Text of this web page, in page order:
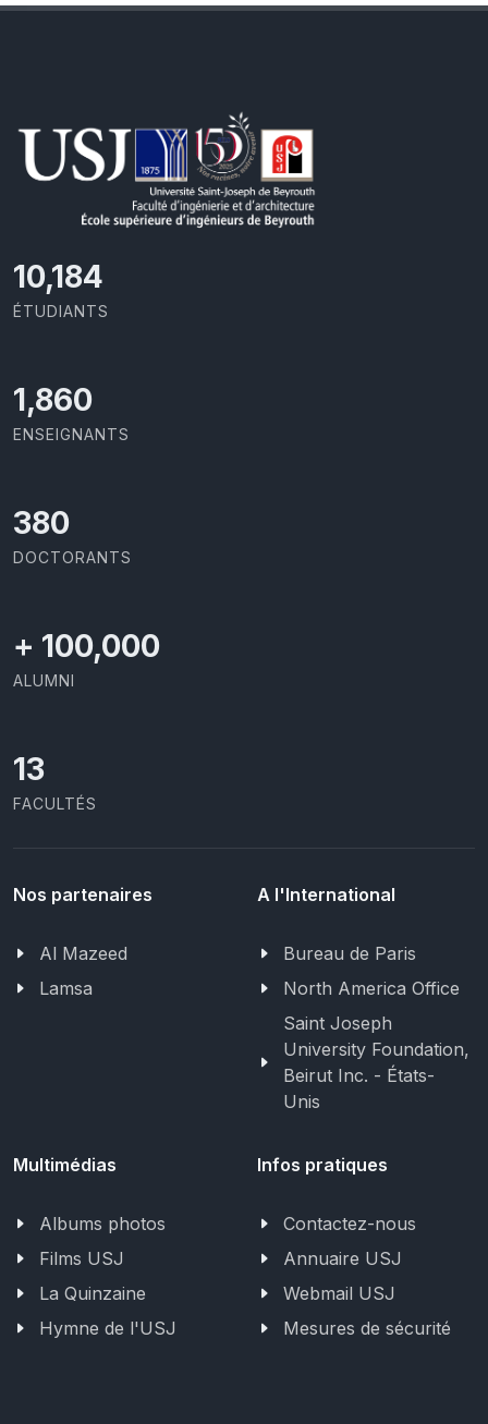
11,110
ÉTUDIANTS
2,029
ENSEIGNANTS
414
DOCTORANTS
+ 100,000
ALUMNI
13
FACULTÉS
Nos partenaires
Al Mazeed
Lamsa
A l'International
Bureau de Paris
North America Office
Saint Joseph
University Foundation,
Beirut Inc. - États-
Unis
Multimédias
Albums photos
Films USJ
La Quinzaine
Hymne de l'USJ
Infos pratiques
Contactez-nous
Annuaire USJ
Webmail USJ
Mesures de sécurité